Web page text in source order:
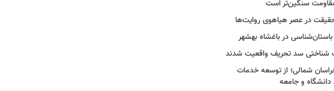
سنگین‌تر است
حقیقت در عصر هیاهوی روایت‌ها
در باغشاه بهشهر
شناختی سد تحریف واقعیت شدند
شمالی؛ از توسعه خدمات
و جامعه